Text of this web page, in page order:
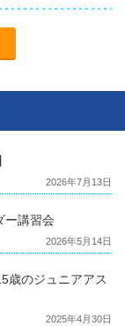
2026年7月13日
ー講習会
2026年5月14日
歳のジュニアアス
2025年4月30日